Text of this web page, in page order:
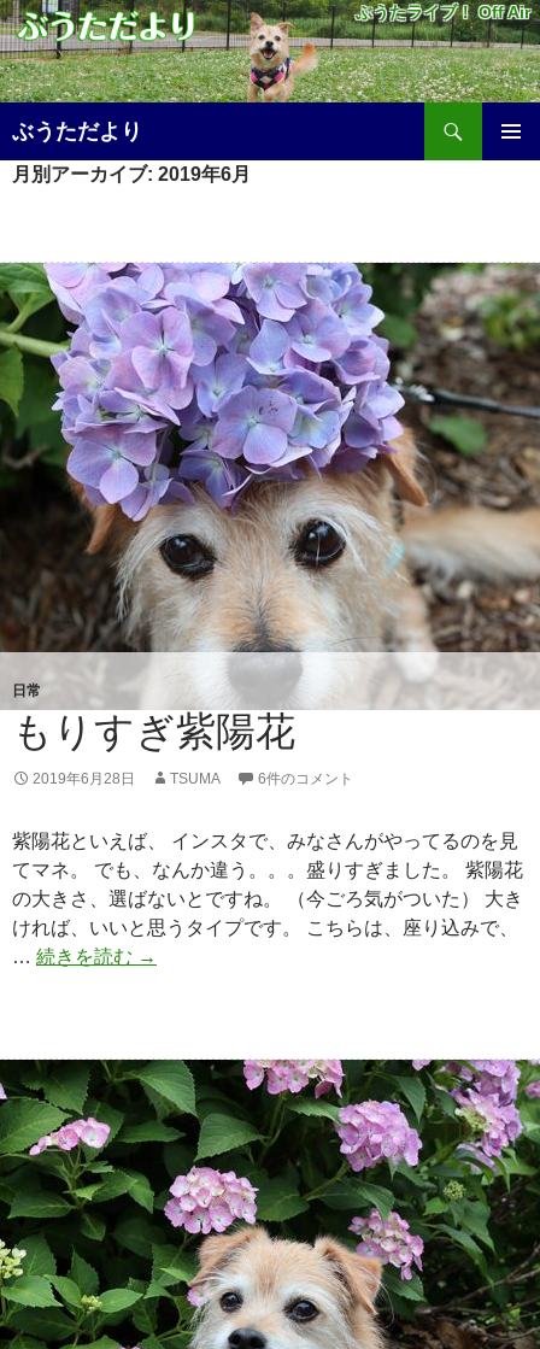
ぶうたライブ！ Off Air
ぶうただより
索
ン
メ
ニ
ュ
ー
ン
へ
ス
キ
ッ
プ
月別アーカイブ: 2019年6月
日常
もりすぎ紫陽花
2019年6月28日 TSUMA 6件のコメント
紫陽花といえば、 インスタで、みなさんがやってるのを見
てマネ。 でも、なんか違う。。。盛りすぎました。 紫陽花
の大きさ、選ばないとですね。 （今ごろ気がついた） 大き
ければ、いいと思うタイプです。 こちらは、座り込みで、
… 続きを読む も
紫
陽
花
→